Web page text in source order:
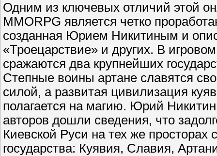
Одним из ключевых отличий этой
MMORPG является четко
созданная Юрием Никитиным и
«Троецарствие» и других. В
сражаются два крупнейших
Степные воины артане славятся
силой, а развитая цивилизация
полагается на магию. Юрий
авторов дошли сведения, что
Киевской Руси на тех же просторах
государства: Куявия, Славия,